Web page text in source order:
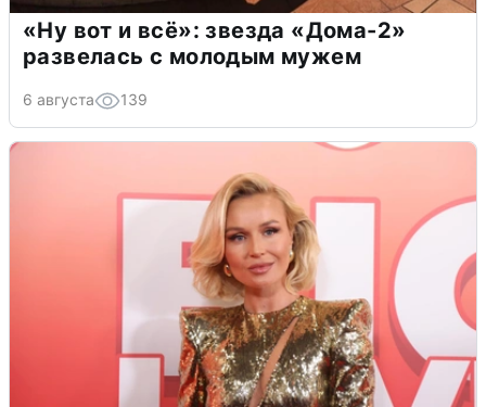
«Ну вот и всё»: звезда «Дома-2»
развелась с молодым мужем
6 августа 139